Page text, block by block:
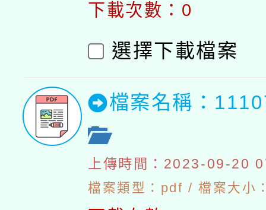
下載次數：0
選擇下載檔案
檔案名稱：
上傳時間：2023-09-20
檔案類型：pdf / 檔案大小